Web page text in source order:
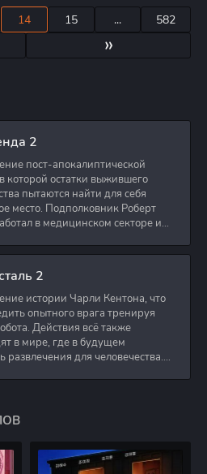
14 15 ... 582
»
2
пост-апокалиптической
которой остатки выжившего
пытаются найти для себя
место. Подполковник Роберт
в медицинском секторе и
2
истории Чарли Кентона, что
опытного врага тренируя
Действия всё также
в мире, где в будущем
развлечения для человечества.